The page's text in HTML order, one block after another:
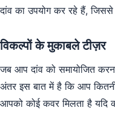
दांव का उपयोग कर रहे हैं,
विकल्पों के मुकाबले टीज़र
जब आप दांव को समायोजित
अंतर इस बात में है कि आप
आपको कोई कवर मिलता है यदि